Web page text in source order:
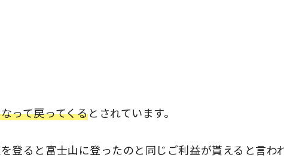
って戻ってくるとされています。
登ると富士山に登ったのと同じご利益が貰えると言わ